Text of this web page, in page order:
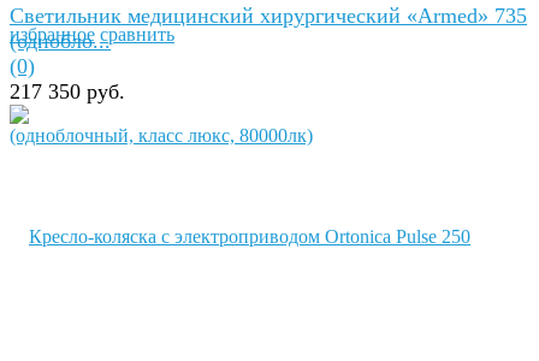
избранное сравнить
Светильник медицинский хирургический «Armed» 735
(однобло...
(0)
217 350 руб.